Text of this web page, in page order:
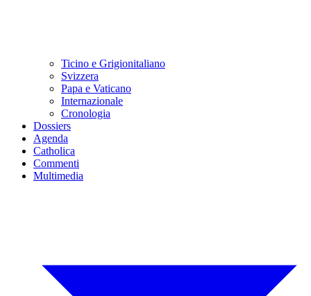
Ticino e Grigionitaliano
Svizzera
Papa e Vaticano
Internazionale
Cronologia
Dossiers
Agenda
Catholica
Commenti
Multimedia